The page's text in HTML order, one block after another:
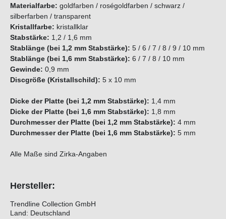
Materialfarbe: goldfarben / roségoldfarben / schwarz /
silberfarben / transparent
Kristallfarbe: kristallklar
Stabstärke: 1,2 / 1,6 mm
Stablänge (bei 1,2 mm Stabstärke): 5 / 6 / 7 / 8 / 9 / 10 mm
Stablänge (bei 1,6 mm Stabstärke): 6 / 7 / 8 / 10 mm
Gewinde: 0,9 mm
Discgröße (Kristallschild): 5 x 10 mm
Dicke der Platte (bei 1,2 mm Stabstärke): 1,4 mm
Dicke der Platte (bei 1,6 mm Stabstärke): 1,8 mm
Durchmesser der Platte (bei 1,2 mm Stabstärke): 4 mm
Durchmesser der Platte (bei 1,6 mm Stabstärke): 5 mm
Alle Maße sind Zirka-Angaben
Hersteller:
Trendline Collection GmbH
Land: Deutschland